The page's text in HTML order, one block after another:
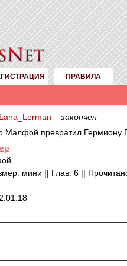
ПРАВИЛА
Lana_Lerman
закончен
превратил Гермиону
мини || Глав: 6 ||